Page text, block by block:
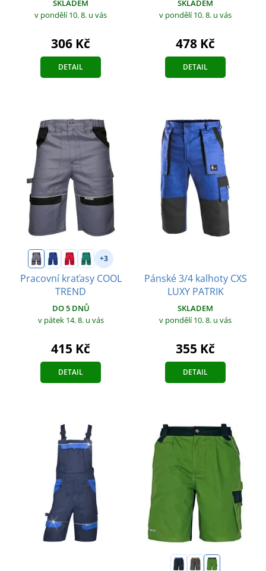
SKLADEM
v pondělí 10. 8. u vás
306 Kč
DETAIL
SKLADEM
v pondělí 10. 8. u vás
478 Kč
DETAIL
+3
Pracovní kraťasy COOL
TREND
DO 5 DNŮ
v pátek 14. 8. u vás
415 Kč
DETAIL
Pánské 3/4 kalhoty CXS
LUXY PATRIK
SKLADEM
v pondělí 10. 8. u vás
355 Kč
DETAIL